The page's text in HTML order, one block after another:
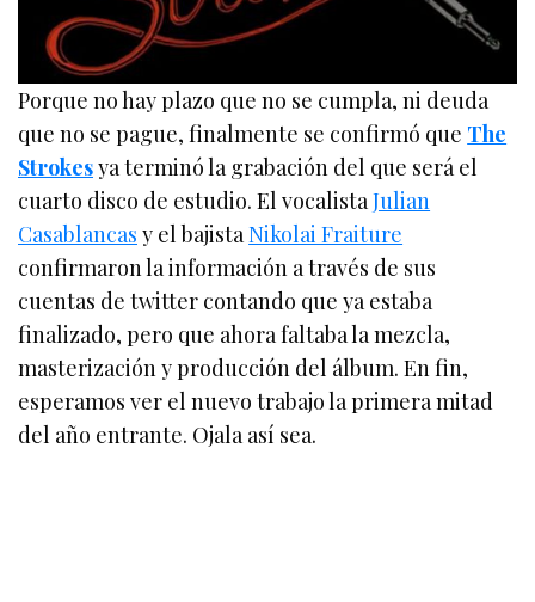
Porque no hay plazo que no se cumpla, ni deuda
que no se pague, finalmente se confirmó que The
Strokesya terminó la grabación del que será el
cuarto disco de estudio. El vocalistaJulian
Casablancas y el bajistaNikolai Fraiture
confirmaron la información a través de sus
cuentas de twitter contando que ya estaba
finalizado, pero que ahora faltaba la mezcla,
masterización y producción del álbum. En fin,
esperamos ver el nuevo trabajo la primera mitad
del año entrante. Ojala así sea.